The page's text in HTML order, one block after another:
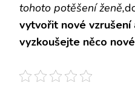
tohoto potěšení ženě,
vytvořit nové vzrušení
vyzkoušejte něco